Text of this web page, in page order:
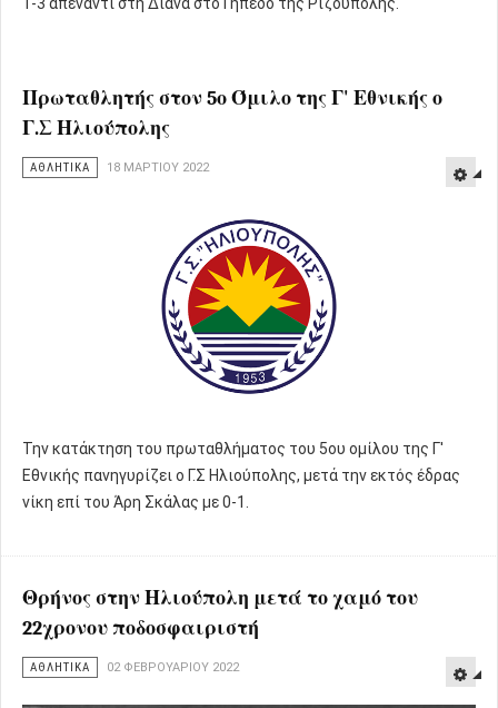
Πρωταθλητής στον 5ο Όμιλο της Γ' Εθνικής ο
Γ.Σ Ηλιούπολης
ΑΘΛΗΤΙΚΑ 18 ΜΑΡΤΊΟΥ 2022
Την κατάκτηση του πρωταθλήματος του 5ου ομίλου της Γ'
Εθνικής πανηγυρίζει ο Γ.Σ Ηλιούπολης, μετά την εκτός έδρας
νίκη επί του Άρη Σκάλας με 0-1.
Θρήνος στην Ηλιούπολη μετά το χαμό του
22χρονου ποδοσφαιριστή
ΑΘΛΗΤΙΚΑ 02 ΦΕΒΡΟΥΑΡΊΟΥ 2022